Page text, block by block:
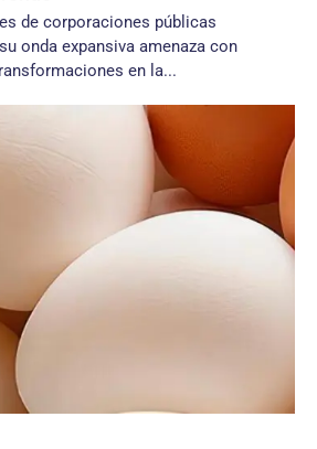
de corporaciones públicas
onda expansiva amenaza con
en la...